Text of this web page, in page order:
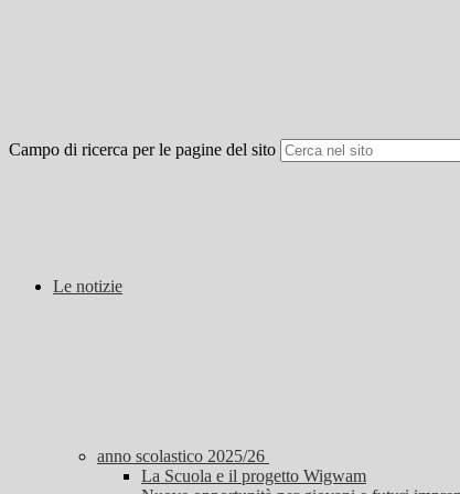
Campo di ricerca per le pagine del sito
Le notizie
anno scolastico 2025/26
La Scuola e il progetto Wigwam